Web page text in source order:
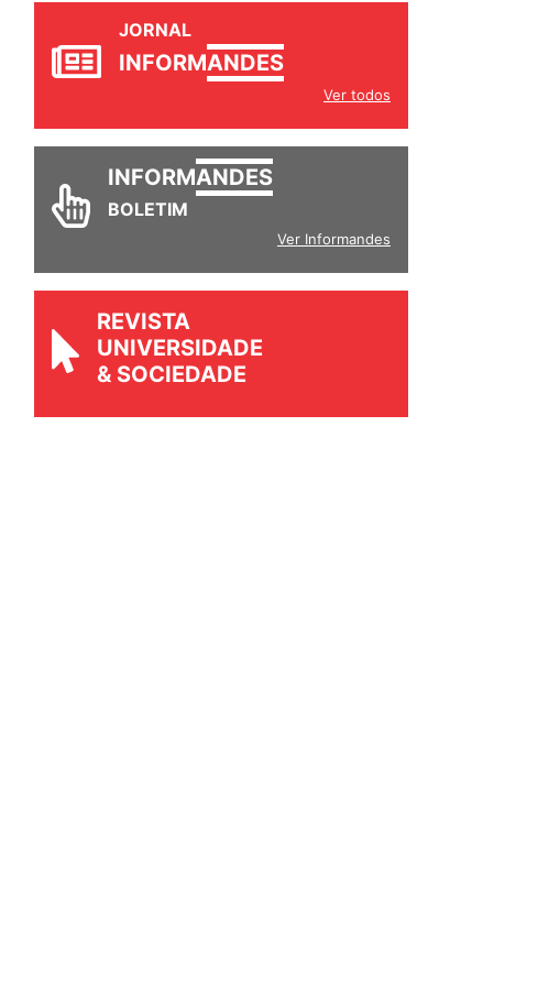
JORNAL
Ver todos
INFORM
Ver Informandes
REVISTA
UNIVERSIDADE